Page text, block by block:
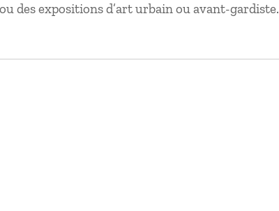
des expositions d’art urbain ou avant-gardiste.